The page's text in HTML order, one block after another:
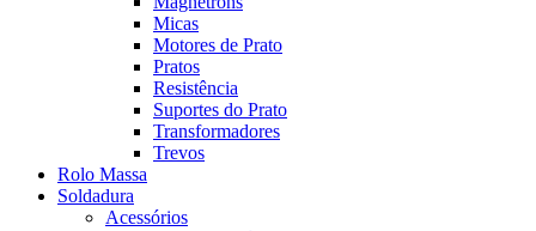
Micas
Motores de Prato
Pratos
Resistência
Suportes do Prato
Transformadores
Trevos
Rolo Massa
Soldadura
Acessórios